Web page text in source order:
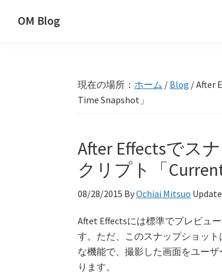
OM Blog
現在の場所： ホーム / Blog /After
Time Snapshot」
After Effectsでス
クリプト「
08/28/2015 ByOchiai Mitsuo
Aftet Effectsには標準でプレビュ
す。ただ、このスナップショッ
な機能で、撮影した画面をユー
ります。